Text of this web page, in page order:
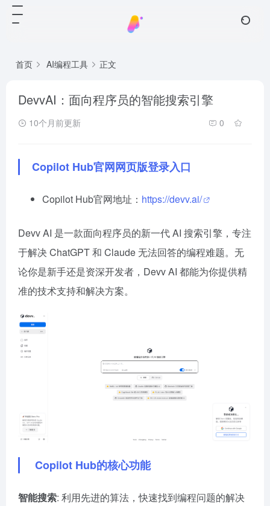
首页 AI编程工具 正文
DevvAI：面向程序员的智能搜索引擎
10个月前更新 0
Copilot Hub官网网页版登录入口
Copilot Hub官网地址： https://devv.ai/
Devv AI 是一款面向程序员的新一代 AI 搜索引擎，专注
于解决 ChatGPT 和 Claude 无法回答的编程难题。无
论你是新手还是资深开发者，Devv AI 都能为你提供精
准的技术支持和解决方案。
Copilot Hub的核心功能
智能搜索: 利用先进的算法，快速找到编程问题的解决